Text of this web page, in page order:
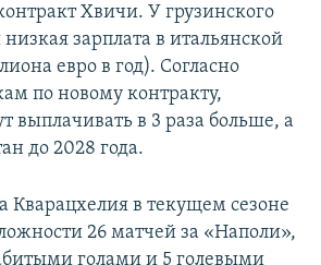
Хвичи. У грузинского
низкая зарплата в итальянской
евро в год). Согласно
по новому контракту,
выплачивать в 3 раза больше, а
до 2028 года.
в текущем сезоне
26 матчей за «Наполи»,
голами и 5 голевыми